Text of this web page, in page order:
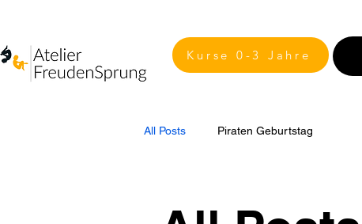
Kurse 0-3 Jahre
All Posts Piraten Geburtstag